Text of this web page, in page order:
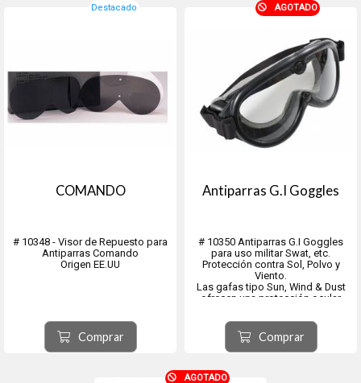
Destacado
COMANDO
# 10348 - Visor de Repuesto para
Antiparras Comando
Origen EE.UU
Comprar
AGOTADO
Antiparras G.I Goggles
# 10350 Antiparras G.I Goggles
para uso militar Swat, etc.
Protección contra Sol, Polvo y
Viento.
Las gafas tipo Sun, Wind & Dust
ofrecen una protección ocular
exteriores.
Las gafas militares vienen con dos
lentes grises y transparentes no
balísticos intercambiable...
Comprar
AGOTADO